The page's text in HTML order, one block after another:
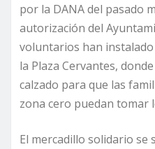
por la DANA del pasado
autorización del
voluntarios han
la Plaza Cervantes,
calzado para que las
zona cero puedan tomar
El mercadillo solidario se